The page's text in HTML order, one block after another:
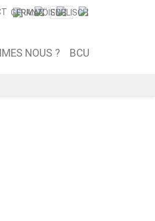
NOUS ? BCU